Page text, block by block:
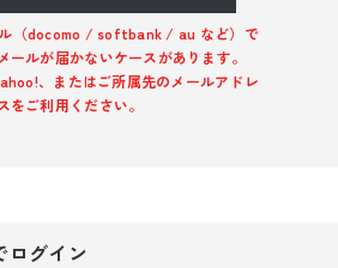
（docomo / softbank / au など）で
ールが届かないケースがあります。
、またはご所属先のメールアドレ
をご利用ください。
ログイン